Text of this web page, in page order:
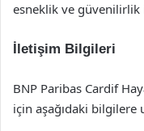
esneklik ve güvenilirlik
İletişim Bilgileri
BNP Paribas Cardif
için aşağıdaki bilgilere